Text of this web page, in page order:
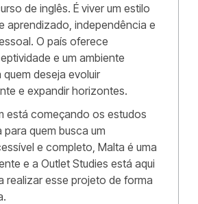
de inglês. É viver um estilo
aprendizado, independência e
O país oferece
e um ambiente
deseja evoluir
e expandir horizontes.
está começando os estudos
para quem busca um
e completo, Malta é uma
e a Outlet Studies está aqui
realizar esse projeto de forma